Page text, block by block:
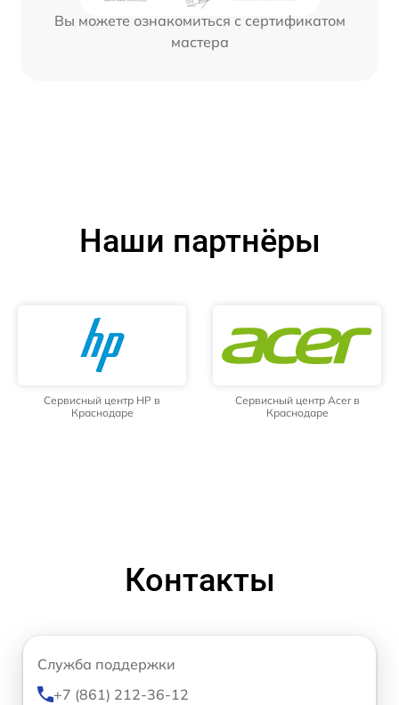
Вы можете ознакомиться с сертификатом
мастера
Наши партнёры
Сервисный центр HP в
Краснодаре
Сервисный центр Acer в
Краснодаре
Контакты
Служба поддержки
+7 (861) 212-36-12